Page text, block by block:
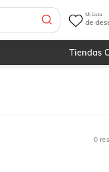
Mi Lista
de
Tiendas
0